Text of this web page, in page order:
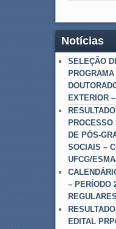
Notícias
SELEÇÃO
EXTERIOR
DE PÓS-
SOCIAIS –
UFCG/
– PERÍODO
EDITAL